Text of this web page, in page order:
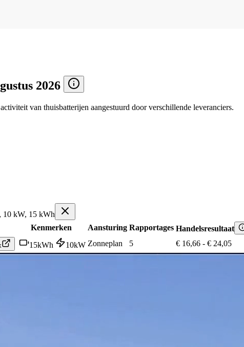
2026
van thuisbatterijen aangestuurd door verschillende leveranciers.
10 kW, 15 kWh
Kenmerken Aansturing Rapportages Handelsresultaat
15kWh 10kW Zonneplan 5 € 16,66 - € 24,05